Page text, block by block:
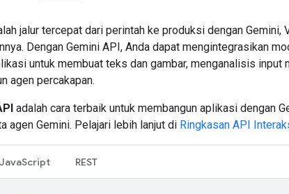
jalur tercepat dari perintah ke produksi dengan Gemini,
Dengan Gemini API, Anda dapat mengintegrasikan
untuk membuat teks dan gambar, menganalisis input
agen percakapan.
adalah cara terbaik untuk membangun aplikasi dengan
agen Gemini. Pelajari lebih lanjut di Ringkasan API
JavaScript REST